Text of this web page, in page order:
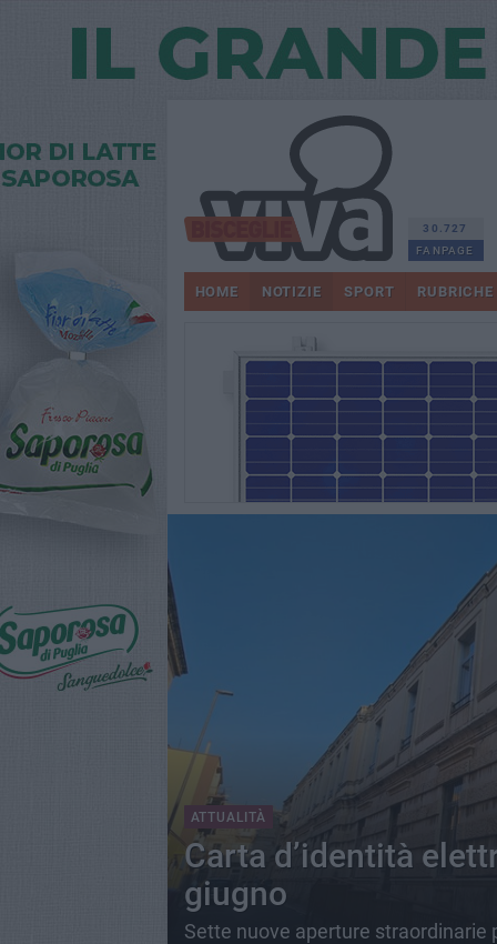
30.727
FANPAGE
HOME NOTIZIE SPORT RUBRICHE
ATTUALITÀ
Carta d’identità
giugno
Sette nuove aperture